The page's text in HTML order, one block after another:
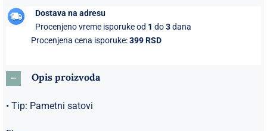
Moderan
Dostava na adresu
Procenjeno vreme isporuke od 1 do3dana
Procenjena cena isporuke:399 RSD
Opis proizvoda
• Tip: Pametni satovi